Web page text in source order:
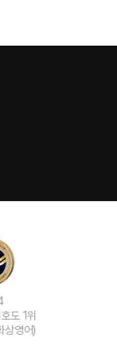
랜드선호도 1위
(전화ㆍ화상영어)